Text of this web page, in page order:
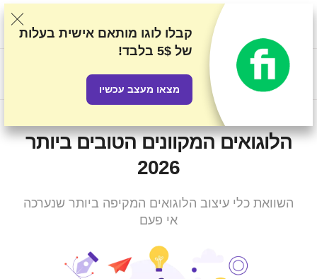
אנו מדרגים ספקים על סמך בדיקות ומחקר קפדניים, אך גם לוקחים
בחשבון את המשוב שלכם ואת ההסכמים המסחריים שיש לנו עם
ספקים. עמוד זה מכיל קישורים לשותפים.גילוי נאות פרסומי
US$
9 שירותי עיצוב הלוגואים ויוצרי
הלוגואים המקוונים הטובים ביותר
2026
השוואת כלי עיצוב הלוגואים המקיפה ביותר שנערכה
אי פעם
קבלו לוגו מותאם אישית בעלות
של 5$ בלבד!
מצאו מעצב עכשיו